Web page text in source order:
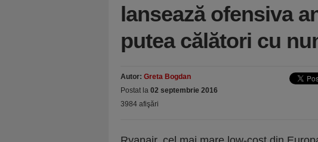
lansează ofensiva
putea călători cu
Autor: Greta Bogdan
Postat la 02 septembrie 2016
3984 afişări